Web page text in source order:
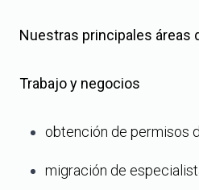
Nuestras principales áreas
Trabajo y negocios
obtención de permisos
migración de